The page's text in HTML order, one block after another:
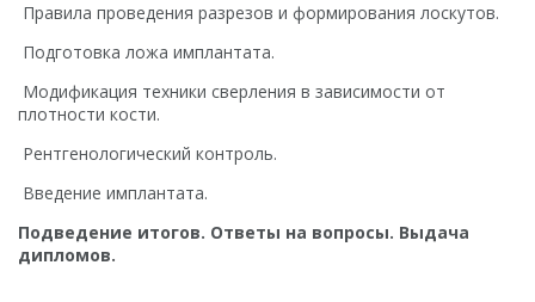
Правила проведения разрезов и формирования лоскутов.
Подготовка ложа имплантата.
Модификация техники сверления в зависимости от
плотности кости.
Рентгенологический контроль.
Введение имплантата.
Подведение итогов. Ответы на вопросы. Выдача
дипломов.